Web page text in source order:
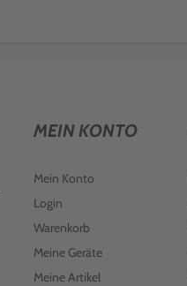
MEIN KONTO
Mein Konto
Login
Warenkorb
Meine Geräte
Meine Artikel